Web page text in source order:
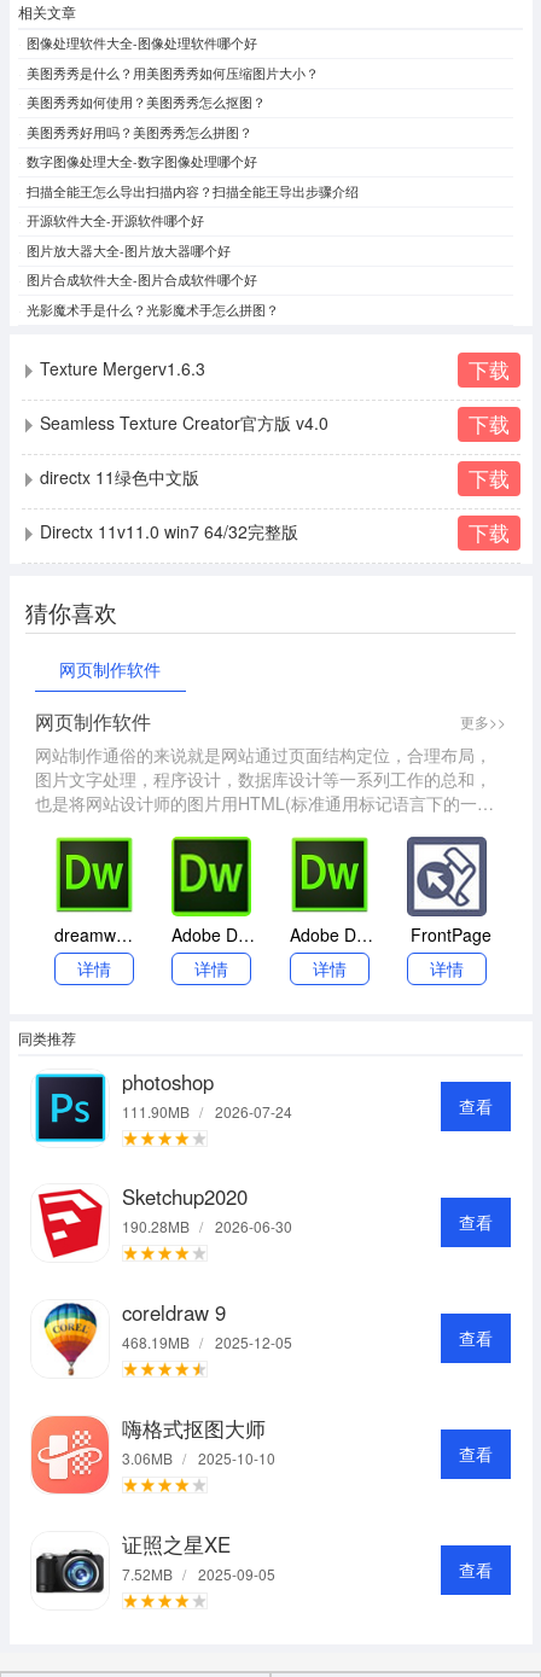
相关文章
图像处理软件大全-图像处理软件哪个好
美图秀秀是什么？用美图秀秀如何压缩图片大小？
美图秀秀如何使用？美图秀秀怎么抠图？
美图秀秀好用吗？美图秀秀怎么拼图？
数字图像处理大全-数字图像处理哪个好
扫描全能王怎么导出扫描内容？扫描全能王导出步骤介绍
开源软件大全-开源软件哪个好
图片放大器大全-图片放大器哪个好
图片合成软件大全-图片合成软件哪个好
光影魔术手是什么？光影魔术手怎么拼图？
Texture Mergerv1.6.3 下载
Seamless Texture Creator官方版 v4.0 下载
directx 11绿色中文版 下载
Directx 11v11.0 win7 64/32完整版 下载
猜你喜欢
网页制作软件
网页制作软件 更多>>
网站制作通俗的来说就是网站通过页面结构定位，合理布局，
图片文字处理，程序设计，数据库设计等一系列工作的总和，
也是将网站设计师的图片用HTML(标准通用标记语言下的一个
计等岗位，应用各种网络程序开发技术和网页设计技术，为企
事业单位、公司或个人在全球互联网上建设站点，并包含域名
注册和主机托管等服务的总称。下面为大家提供一些常用的网
站制作软件给大家下载使用。
dreamweaver cs4
详情
Adobe Dreamweaver CC2020
详情
Adobe Dreamweaver CC2019
详情
FrontPage
详情
同类推荐
photoshop
111.90MB / 2026-07-24 查看
Sketchup2020
190.28MB / 2026-06-30 查看
coreldraw 9
468.19MB / 2025-12-05 查看
嗨格式抠图大师
3.06MB / 2025-10-10 查看
证照之星XE
7.52MB / 2025-09-05 查看